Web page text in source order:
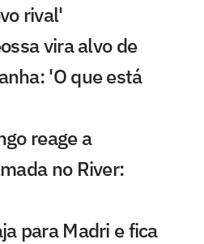
rival'
vira alvo de
'O que está
reage a
no River:
para Madri e fica